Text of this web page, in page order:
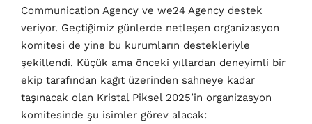
Communication Agency ve we24 Agency destek
veriyor. Geçtiğimiz günlerde netleşen organizasyon
komitesi de yine bu kurumların destekleriyle
şekillendi. Küçük ama önceki yıllardan deneyimli bir
ekip tarafından kağıt üzerinden sahneye kadar
taşınacak olan Kristal Piksel 2025’in organizasyon
komitesinde şu isimler görev alacak: